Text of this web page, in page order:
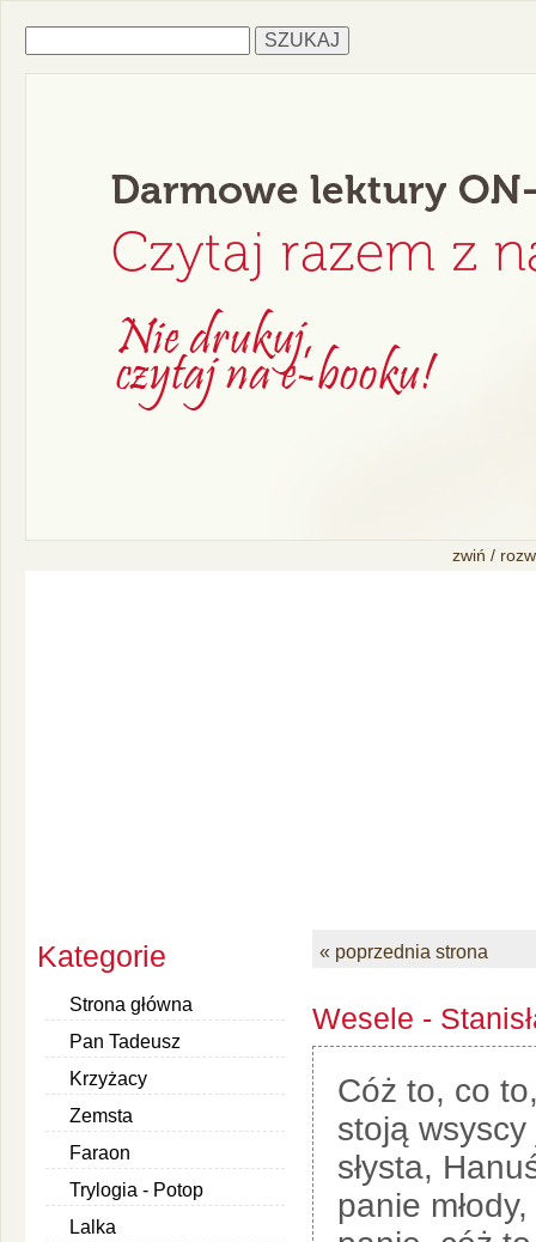
zwiń /
Kategorie
Strona główna
Pan Tadeusz
Krzyżacy
Zemsta
Faraon
Trylogia - Potop
Lalka
« poprzednia strona
Wesele -
Cóż to, co
stoją
słysta,
panie